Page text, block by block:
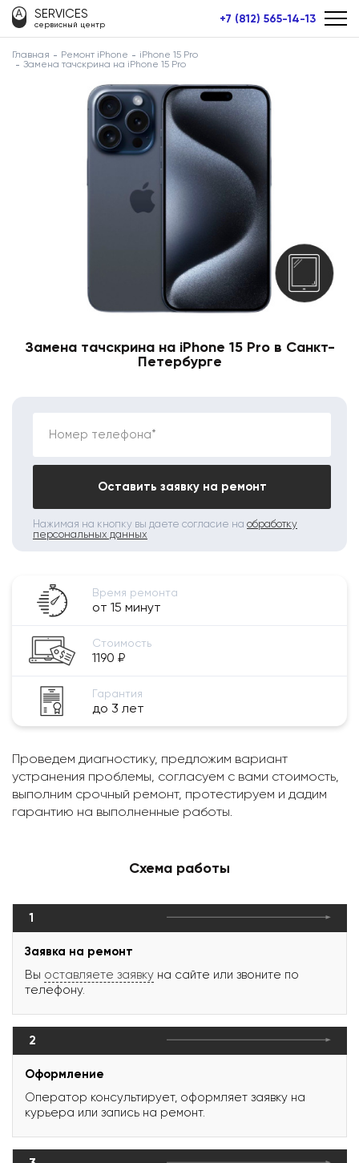
SERVICES
сервисный центр +7 (812) 565-14-13
Главная Ремонт iPhone
iPhone 15 Pro
Замена тачскрина на iPhone 15 Pro
Замена тачскрина на iPhone 15 Pro в Санкт-
Петербурге
Номер телефона*
Оставить заявку на ремонт
Нажимая на кнопку вы даете согласие на обработку
персональных данных
Время ремонта
от 15 минут
Стоимость
1190 ₽
Гарантия
до 3 лет
Проведем диагностику, предложим вариант
устранения проблемы, согласуем с вами стоимость,
выполним срочный ремонт, протестируем и дадим
гарантию на выполненные работы.
Схема работы
1
Заявка на ремонт
Вы оставляете заявку на сайте или звоните по
телефону.
2
Оформление
Оператор консультирует, оформляет заявку на
курьера или запись на ремонт.